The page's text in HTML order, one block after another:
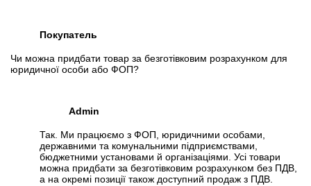
Покупатель
Чи можна придбати товар за безготівковим розрахунком для
юридичної особи або ФОП?
Admin
Так. Ми працюємо з ФОП, юридичними особами,
державними та комунальними підприємствами,
бюджетними установами й організаціями. Усі товари
можна придбати за безготівковим розрахунком без ПДВ,
а на окремі позиції також доступний продаж з ПДВ.